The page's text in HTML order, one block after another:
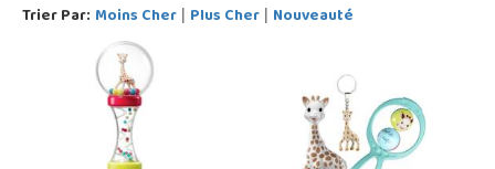
Trier Par: Moins Cher | Plus Cher | Nouveauté